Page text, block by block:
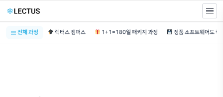
전체 과정 렉터스 캠퍼스 1+1=180일 패키지 과정